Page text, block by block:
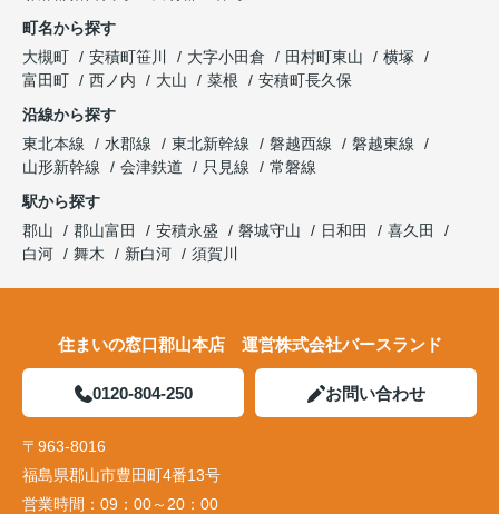
町名から探す
大槻町
安積町笹川 大字小田倉 田村町東山
横塚
富田町
西ノ内 大山 菜根
安積町長久保
沿線から探す
東北本線
水郡線 東北新幹線 磐越西線
磐越東線
山形新幹線
会津鉄道 只見線
常磐線
駅から探す
郡山
郡山富田 安積永盛 磐城守山 日和田
喜久田
白河
舞木 新白河 須賀川
住まいの窓口郡山本店 運営株式会社バースランド
0120-804-250 お問い合わせ
〒963-8016
福島県郡山市豊田町4番13号
営業時間： 09：00～20：00